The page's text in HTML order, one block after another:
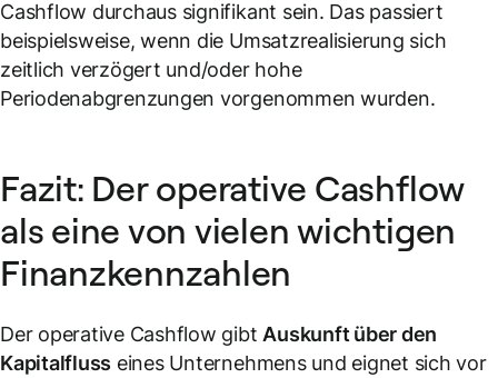
Cashflow durchaus signifikant sein. Das passiert
beispielsweise, wenn die Umsatzrealisierung sich
zeitlich verzögert und/oder hohe
Periodenabgrenzungen vorgenommen wurden.
Fazit: Der operative Cashflow
als eine von vielen wichtigen
Finanzkennzahlen
Der operative Cashflow gibt Auskunft über den
Kapitalfluss eines Unternehmens und eignet sich vor